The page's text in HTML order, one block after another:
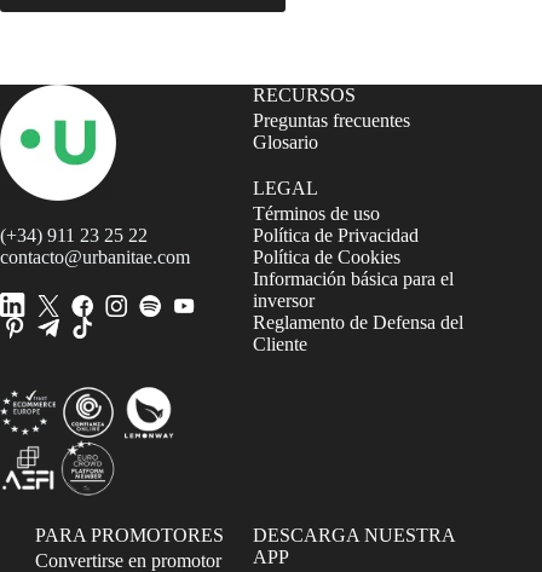
(+34) 911 23 25 22
contacto@urbanitae.com
RECURSOS
Preguntas frecuentes
Glosario
LEGAL
Términos de uso
Política de Privacidad
Política de Cookies
Información básica para el
inversor
Reglamento de Defensa del
Cliente
PARA PROMOTORES
Convertirse en promotor
DESCARGA NUESTRA
APP